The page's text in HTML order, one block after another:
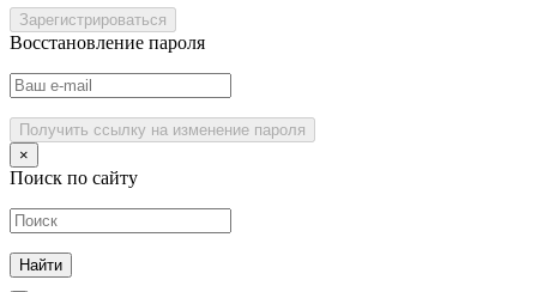
Зарегистрироваться
Восстановление пароля
Получить ссылку на изменение пароля
×
Поиск по сайту